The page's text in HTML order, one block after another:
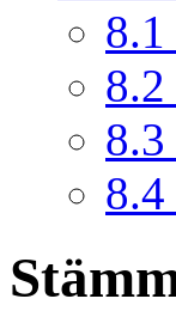
8.1
8.2
8.3
8.4